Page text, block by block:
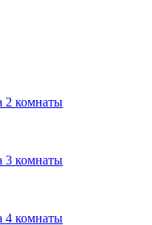
2 комнаты
3 комнаты
4 комнаты